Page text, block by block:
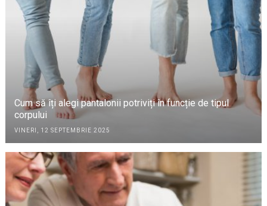
Cum să îți alegi pantalonii potriviți în funcție de tipul
corpului
VINERI, 12 SEPTEMBRIE 2025